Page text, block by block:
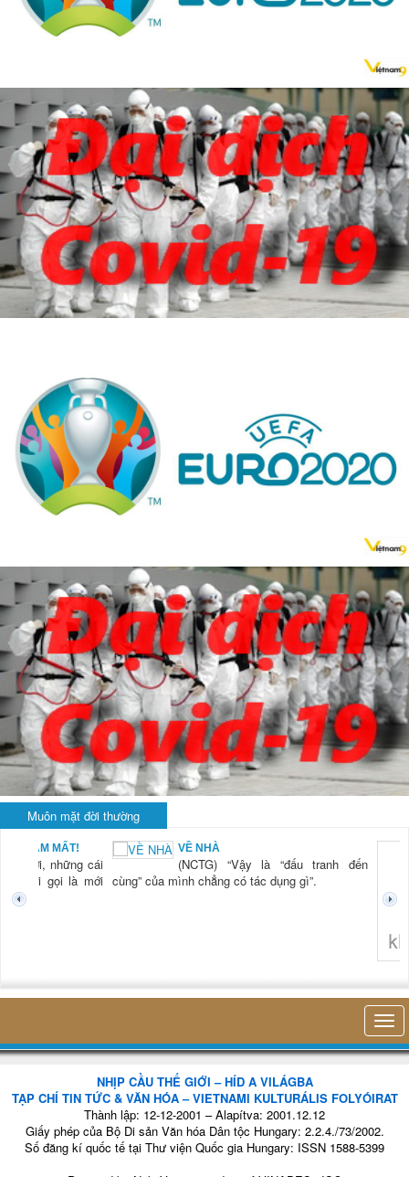
Muôn mặt đời thường
NAM MẤT!
“Xời, những cái
mới gọi là mới
VỀ NHÀ
(NCTG) “Vậy là “đấu tranh đến
cùng” của mình chẳng có tác dụng gì”.
NHỊP CẦU THẾ GIỚI – HÍD A VILÁGBA
TẠP CHÍ TIN TỨC & VĂN HÓA – VIETNAMI KULTURÁLIS FOLYÓIRAT
Thành lập: 12-12-2001 – Alapítva: 2001.12.12
Giấy phép của Bộ Di sản Văn hóa Dân tộc Hungary: 2.2.4./73/2002.
Số đăng kí quốc tế tại Thư viện Quốc gia Hungary: ISSN 1588-5399